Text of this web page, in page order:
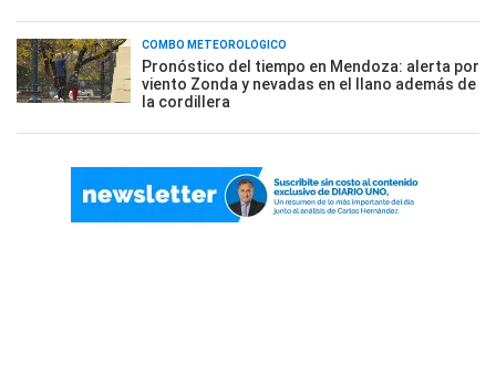
COMBO METEOROLÓGICO
Pronóstico del tiempo en Mendoza: alerta por
viento Zonda y nevadas en el llano además de
la cordillera